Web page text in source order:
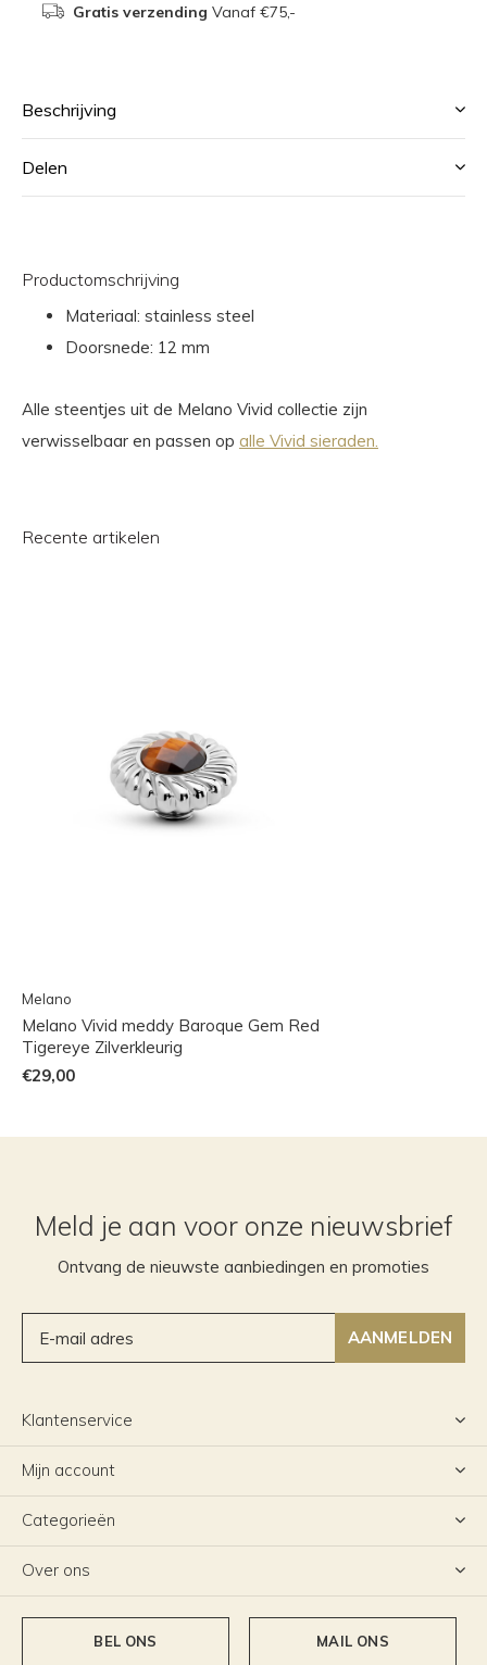
Gratis verzending Vanaf €75,-
Beschrijving
Delen
Productomschrijving
Materiaal: stainless steel
Doorsnede: 12 mm
Alle steentjes uit de Melano Vivid collectie zijn
verwisselbaar en passen op alle Vivid sieraden.
Recente artikelen
Melano
Melano Vivid meddy Baroque Gem Red
Tigereye Zilverkleurig
€29,00
Meld je aan voor onze nieuwsbrief
Ontvang de nieuwste aanbiedingen en promoties
AANMELDEN
Klantenservice
Mijn account
Categorieën
Over ons
BEL ONS MAIL ONS